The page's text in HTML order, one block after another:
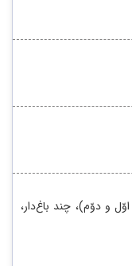
و دوّم)، چند باغ‌دار،